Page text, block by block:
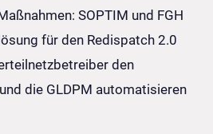
SOPTIM und FGH
für den Redispatch 2.0
den
die GLDPM automatisieren